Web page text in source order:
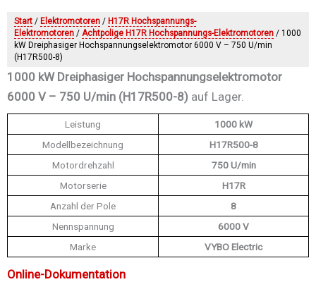
Start / Elektromotoren / H17R Hochspannungs-
Elektromotoren / Achtpolige H17R Hochspannungs-Elektromotoren / 1000
kW Dreiphasiger Hochspannungselektromotor 6000 V – 750 U/min
(H17R500-8)
1000 kW Dreiphasiger Hochspannungselektromotor
6000 V – 750 U/min (H17R500-8) auf Lager.
Leistung
1000 kW
Modellbezeichnung
H17R500-8
Motordrehzahl
750 U/min
Motorserie
H17R
Anzahl der Pole
8
Nennspannung
6000 V
Marke
VYBO Electric
Online-Dokumentation